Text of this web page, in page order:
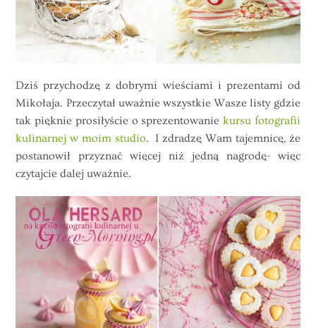
Dziś przychodzę z dobrymi wieściami i prezentami od
Mikołaja. Przeczytał uważnie wszystkie Wasze listy gdzie
tak pięknie prosiłyście o sprezentowanie kursu fotografii
kulinarnej w moim studio. I zdradzę Wam tajemnicę, że
postanowił przyznać więcej niż jedną nagrodę- więc
czytajcie dalej uważnie.